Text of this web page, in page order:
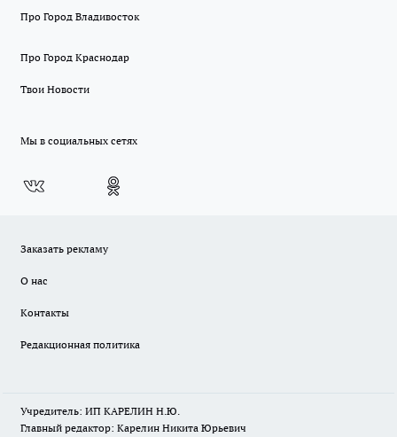
Про Город Владивосток
Про Город Краснодар
Твои Новости
Мы в социальных сетях
Заказать рекламу
О нас
Контакты
Редакционная политика
Учредитель: ИП КАРЕЛИН Н.Ю.
Главный редактор: Карелин Никита Юрьевич